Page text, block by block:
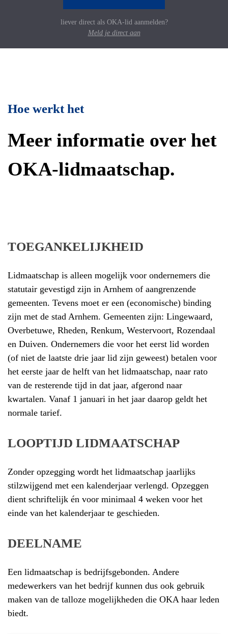
liever direct als OKA-lid aanmelden?
Meld je direct aan
Hoe werkt het
Meer informatie over het
OKA-lidmaatschap.
TOEGANKELIJKHEID
Lidmaatschap is alleen mogelijk voor ondernemers die
statutair gevestigd zijn in Arnhem of aangrenzende
gemeenten. Tevens moet er een (economische) binding
zijn met de stad Arnhem. Gemeenten zijn: Lingewaard,
Overbetuwe, Rheden, Renkum, Westervoort, Rozendaal
en Duiven. Ondernemers die voor het eerst lid worden
(of niet de laatste drie jaar lid zijn geweest) betalen voor
het eerste jaar de helft van het lidmaatschap, naar rato
van de resterende tijd in dat jaar, afgerond naar
kwartalen. Vanaf 1 januari in het jaar daarop geldt het
normale tarief.
LOOPTIJD LIDMAATSCHAP
Zonder opzegging wordt het lidmaatschap jaarlijks
stilzwijgend met een kalenderjaar verlengd. Opzeggen
dient schriftelijk én voor minimaal 4 weken voor het
einde van het kalenderjaar te geschieden.
DEELNAME
Een lidmaatschap is bedrijfsgebonden. Andere
medewerkers van het bedrijf kunnen dus ook gebruik
maken van de talloze mogelijkheden die OKA haar leden
biedt.